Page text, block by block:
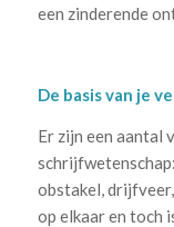
een zinderende
De basis van je
Er zijn een aantal
obstakel,
op elkaar en toch